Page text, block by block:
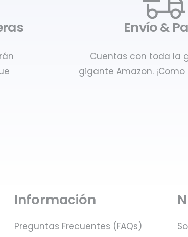
Envío &
Cuentas con toda la
gigante Amazon.
Información
Preguntas Frecuentes (FAQs)